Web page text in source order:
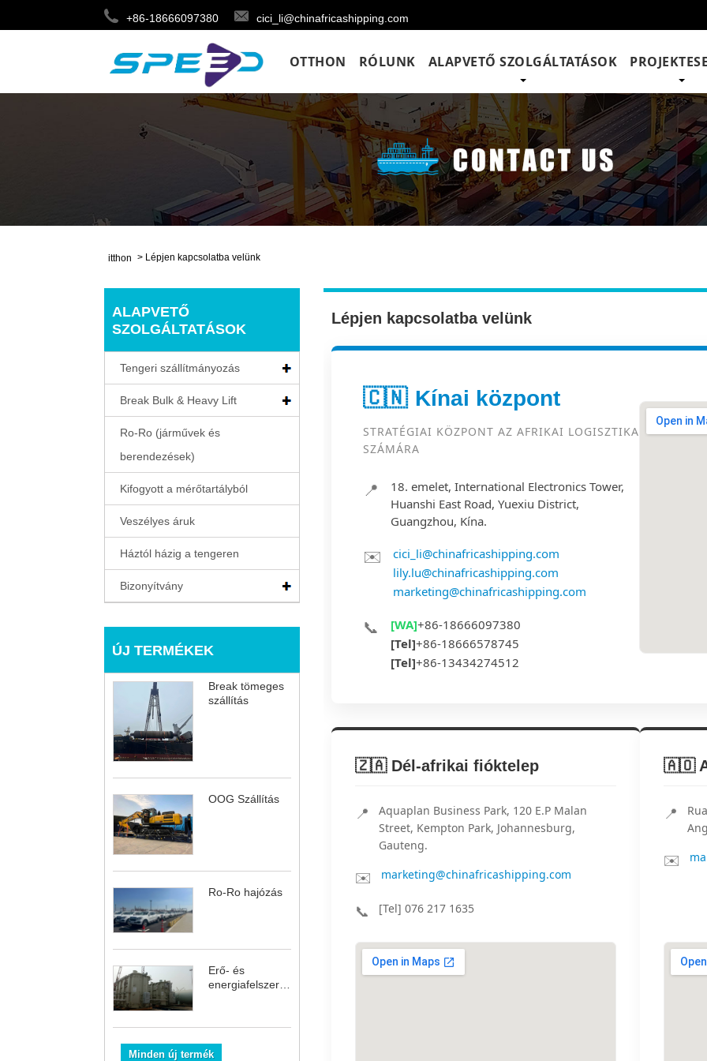
+86-18666097380 cici_li@chinafricashipping.com
OTTHON RÓLUNK ALAPVETŐ SZOLGÁLTATÁSOK
itthon > Lépjen kapcsolatba velünk
ALAPVETŐ
SZOLGÁLTATÁSOK
Tengeri szállítmányozás
Break Bulk & Heavy Lift
Ro-Ro (járművek és
berendezések)
Kifogyott a mérőtartályból
Veszélyes áruk
Háztól házig a tengeren
Bizonyítvány
ÚJ TERMÉKEK
Break tömeges
szállítás
OOG Szállítás
Ro-Ro hajózás
Erő- és
energiafelszerelések
Minden új termék
Lépjen kapcsolatba velünk
🇨🇳 Kínai központ
STRATÉGIAI KÖZPONT AZ AFRIKAI LOGISZTIKA
SZÁMÁRA
📍
18. emelet, International Electronics Tower,
Huanshi East Road, Yuexiu District,
Guangzhou, Kína.
✉️
cici_li@chinafricashipping.com
lily.lu@chinafricashipping.com
marketing@chinafricashipping.com
📞 [WA]+86-18666097380
[Tel]+86-18666578745
[Tel]+86-13434274512
🇿🇦 Dél-afrikai fióktelep
📍
Aquaplan Business Park, 120 E.P Malan
Street, Kempton Park, Johannesburg,
Gauteng.
✉️ marketing@chinafricashipping.com
📞 [Tel] 076 217 1635
🇦🇴
📍
✉️